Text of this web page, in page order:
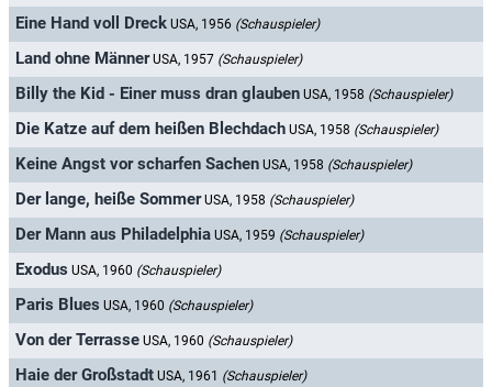
Eine Hand voll Dreck USA, 1956 (Schauspieler)
Land ohne Männer USA, 1957 (Schauspieler)
Billy the Kid - Einer muss dran glauben USA, 1958 (Schauspieler)
Die Katze auf dem heißen Blechdach USA, 1958 (Schauspieler)
Keine Angst vor scharfen Sachen USA, 1958 (Schauspieler)
Der lange, heiße Sommer USA, 1958 (Schauspieler)
Der Mann aus Philadelphia USA, 1959 (Schauspieler)
Exodus USA, 1960 (Schauspieler)
Paris Blues USA, 1960 (Schauspieler)
Von der Terrasse USA, 1960 (Schauspieler)
Haie der Großstadt USA, 1961 (Schauspieler)